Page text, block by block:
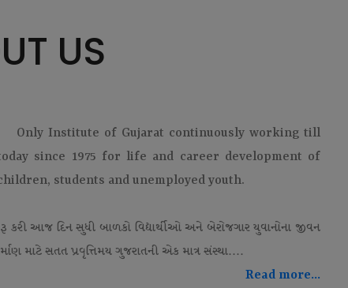
US
Only Institute of Gujarat continuously working till
since 1975 for life and career development of
students and unemployed youth.
આજ દિન સુધી બાળકો વિદ્યાર્થીઓ અને બેરોજગાર યુવાનોના જીવન
માટે સતત પ્રવૃત્તિમય ગુજરાતની એક માત્ર સંસ્થા....
Read more...